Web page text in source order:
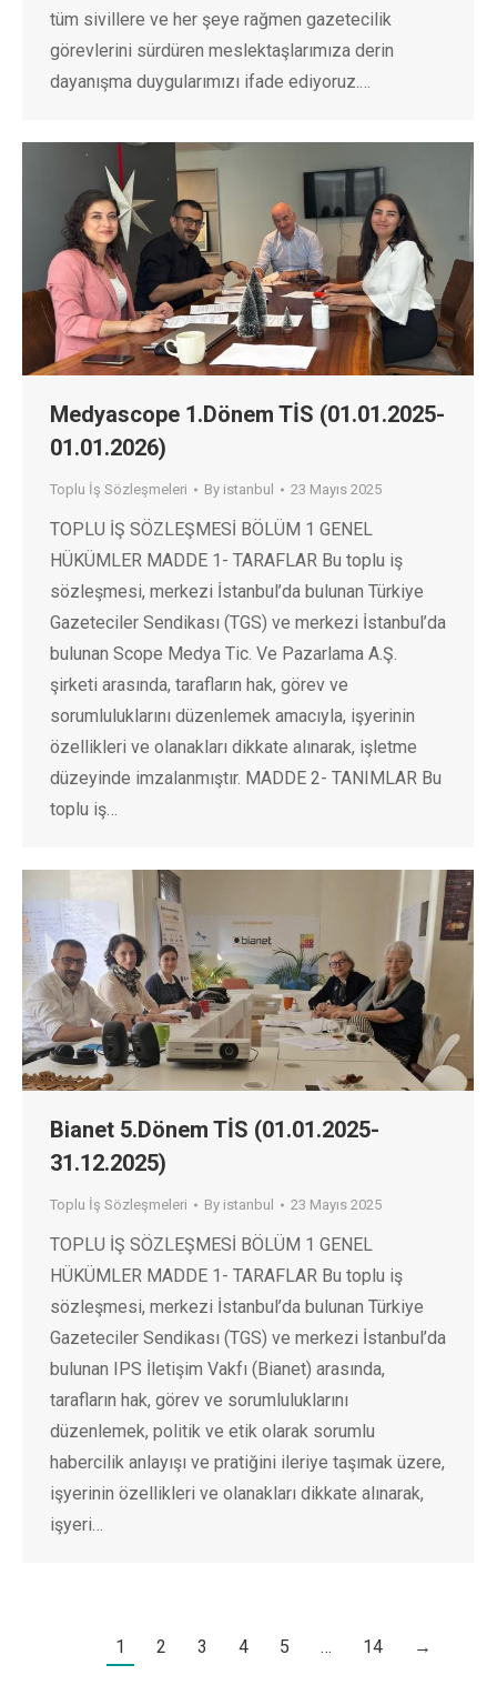
tüm sivillere ve her şeye rağmen gazetecilik
görevlerini sürdüren meslektaşlarımıza derin
dayanışma duygularımızı ifade ediyoruz.…
Medyascope 1.Dönem TİS (01.01.2025-
01.01.2026)
Toplu İş Sözleşmeleri By istanbul 23 Mayıs 2025
TOPLU İŞ SÖZLEŞMESİ BÖLÜM 1 GENEL
HÜKÜMLER MADDE 1- TARAFLAR Bu toplu iş
sözleşmesi, merkezi İstanbul’da bulunan Türkiye
Gazeteciler Sendikası (TGS) ve merkezi İstanbul’da
bulunan Scope Medya Tic. Ve Pazarlama A.Ş.
şirketi arasında, tarafların hak, görev ve
sorumluluklarını düzenlemek amacıyla, işyerinin
özellikleri ve olanakları dikkate alınarak, işletme
düzeyinde imzalanmıştır. MADDE 2- TANIMLAR Bu
toplu iş…
Bianet 5.Dönem TİS (01.01.2025-
31.12.2025)
Toplu İş Sözleşmeleri By istanbul 23 Mayıs 2025
TOPLU İŞ SÖZLEŞMESİ BÖLÜM 1 GENEL
HÜKÜMLER MADDE 1- TARAFLAR Bu toplu iş
sözleşmesi, merkezi İstanbul’da bulunan Türkiye
Gazeteciler Sendikası (TGS) ve merkezi İstanbul’da
bulunan IPS İletişim Vakfı (Bianet) arasında,
tarafların hak, görev ve sorumluluklarını
düzenlemek, politik ve etik olarak sorumlu
habercilik anlayışı ve pratiğini ileriye taşımak üzere,
işyerinin özellikleri ve olanakları dikkate alınarak,
işyeri…
1 2 3 4 5 … 14 →